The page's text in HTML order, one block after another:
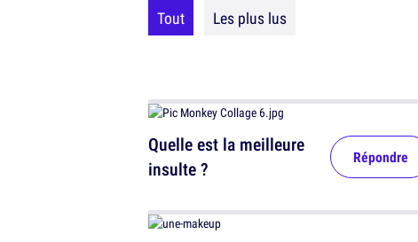
Tout Les plus lus
Quelle est la meilleure
insulte ?
Répondre